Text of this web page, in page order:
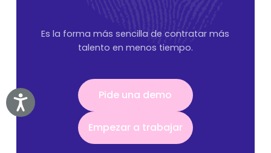
Accessibility
Es la forma más sencilla de contratar más
talento en menos tiempo.
Pide una demo
Pide una demo
Empezar a trabajar
Empezar a trabajar